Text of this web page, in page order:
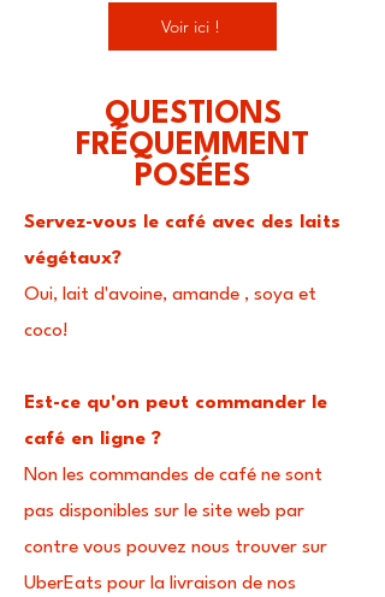
Voir ici !
QUESTIONS
FRÉQUEMMENT
POSÉES
Servez-vous le café avec des laits
végétaux?
Oui, lait d'avoine, amande , soya et
coco!
Est-ce qu'on peut commander le
café en ligne ?
Non les commandes de café ne sont
pas disponibles sur le site web par
contre vous pouvez nous trouver sur
UberEats pour la livraison de nos